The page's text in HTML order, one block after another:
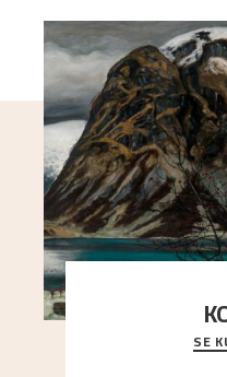
Et ruvende fjell
sterk kontrast til
SE